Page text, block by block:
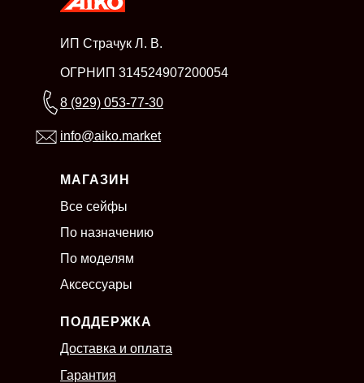
МАГАЗИН
Все сейфы
По назначению
По моделям
Аксессуары
ПОДДЕРЖКА
Гарантия
ИП Страчук Л. В.
ОГРНИП 314524907200054
8 (929) 053-77-30
info@aiko.market
Доставка и оплата